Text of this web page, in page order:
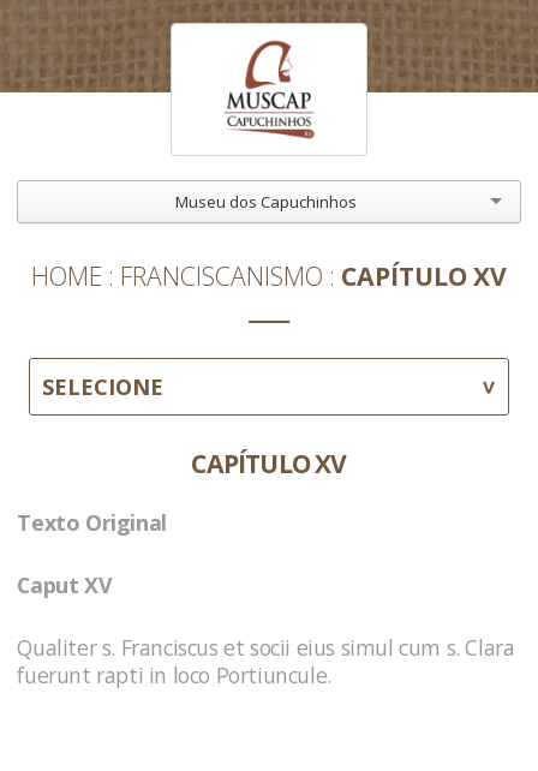
Museu dos Capuchinhos
HOME FRANCISCANISMO CAPÍTULO XV
SELECIONE
CAPÍTULO XV
Texto Original
Caput XV
Qualiter s. Franciscus et socii eius simul cum s. Clara
fuerunt rapti in loco Portiuncule.